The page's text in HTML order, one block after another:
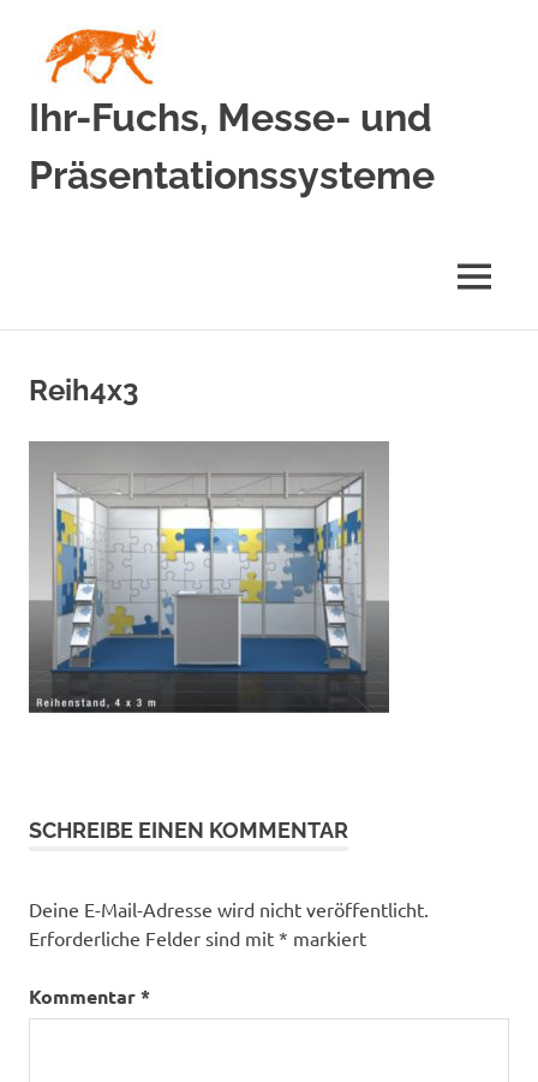
springen
Ihr-Fuchs, Messe- und
Präsentationssysteme
MENÜ
Reih4x3
SCHREIBE EINEN KOMMENTAR
Deine E-Mail-Adresse wird nicht veröffentlicht.
Erforderliche Felder sind mit * markiert
Kommentar*